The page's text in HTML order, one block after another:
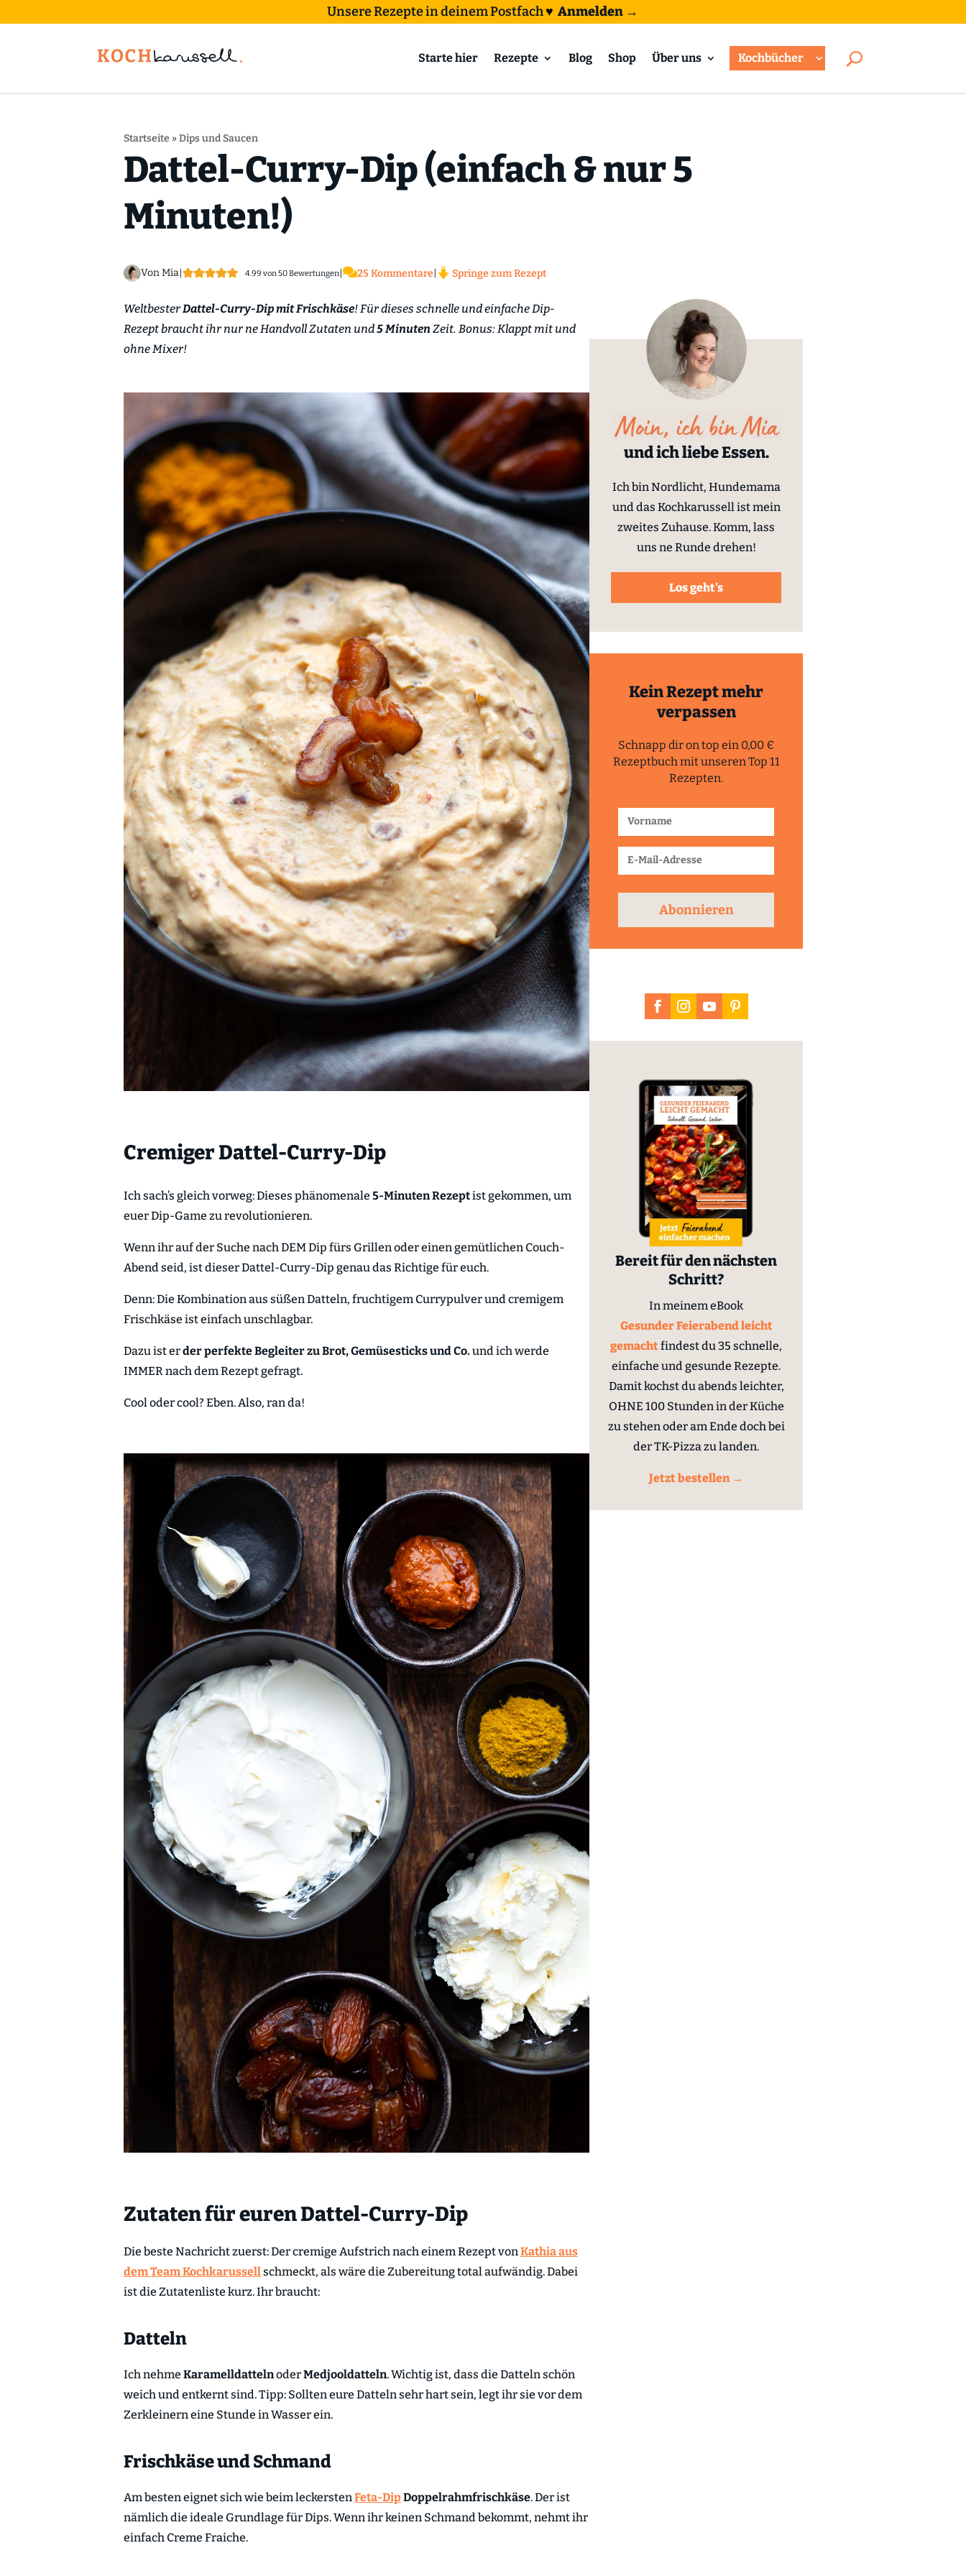
Unsere Rezepte in deinem Postfach♥ Anmelden →
Starte hier Rezepte Blog Shop Über uns Kochbücher
Startseite »Dips und Saucen
Dattel-Curry-Dip (einfach & nur 5
Minuten!)
Von Mia 4.99 von 50Bewertungen| 25 Kommentare Springe zum Rezept
WeltbesterDattel-Curry-Dip mit Frischkäse! Für dieses schnelle und einfache Dip-
Rezept braucht ihr nur ne Handvoll Zutaten und5 MinutenZeit. Bonus: Klappt mit und
ohne Mixer!
Cremiger Dattel-Curry-Dip
Ich sach’s gleich vorweg: Dieses phänomenale 5-Minuten Rezeptist gekommen, um
euer Dip-Game zu revolutionieren.
Wenn ihr auf der Suche nach DEM Dip fürs Grillen oder einen gemütlichen Couch-
Abend seid, ist dieser Dattel-Curry-Dip genau das Richtige für euch.
Denn: Die Kombination aus süßen Datteln, fruchtigem Currypulver und cremigem
Frischkäse ist einfach unschlagbar.
Dazu ist erder perfekte Begleiter zu Brot, Gemüsesticks und Co. und ich werde
IMMER nach dem Rezept gefragt.
Cool oder cool? Eben. Also, ran da!
Zutaten für euren Dattel-Curry-Dip
Die beste Nachricht zuerst: Der cremige Aufstrich nach einem Rezept vonKathia aus
dem Team Kochkarussellschmeckt, als wäre die Zubereitung total aufwändig. Dabei
ist die Zutatenliste kurz. Ihr braucht:
Datteln
Ich nehme KaramelldattelnoderMedjooldatteln. Wichtig ist, dass die Datteln schön
weich und entkernt sind. Tipp: Sollten eure Datteln sehr hart sein, legt ihr sie vor dem
Zerkleinern eine Stunde in Wasser ein.
Frischkäse und Schmand
Am besten eignet sich wie beim leckerstenFeta-DipDoppelrahmfrischkäse. Der ist
nämlich die ideale Grundlage für Dips. Wenn ihr keinen Schmand bekommt, nehmt ihr
einfach Creme Fraiche.
und ich liebe Essen.
Ich bin Nordlicht, Hundemama
und das Kochkarussell ist mein
zweites Zuhause. Komm, lass
uns ne Runde drehen!
Los geht's
Kein Rezept mehr
verpassen
Schnapp dir on top ein 0,00 €
Rezeptbuch mit unseren Top 11
Rezepten.
Abonnieren
Bereit für den nächsten
Schritt?
In meinem eBook
Gesunder Feierabend leicht
gemachtfindest du 35 schnelle,
einfache und gesunde Rezepte.
Damit kochst du abends leichter,
OHNE 100 Stunden in der Küche
zu stehen oder am Ende doch bei
der TK-Pizza zu landen.
Jetzt bestellen →